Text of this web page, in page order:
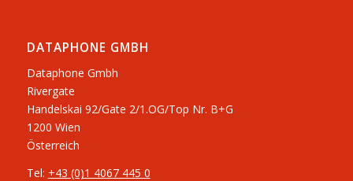
DATAPHONE GMBH
Dataphone Gmbh
Rivergate
​Handelskai 92/Gate 2/1.OG/Top Nr. B+G
1200 Wien
Österreich
Tel: +43 (0)1 4067 445 0